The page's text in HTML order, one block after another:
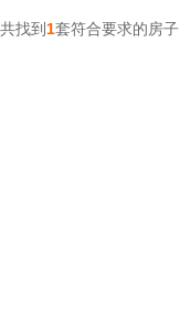
共找到 1套符合要求的房子